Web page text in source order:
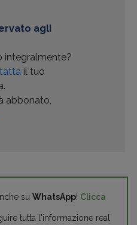
agli
integralmente?
il tuo
abbonato,
su WhatsApp! Clicca
tutta l'informazione real